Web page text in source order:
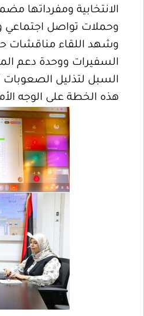
الانتخابية ومفرداتها
وحملات تواصل اجتماعي
وشهد اللقاء مناقشات
السفيرات ووحدة دعم
السبل لتذليل الصعوبات
هذه الخطة على الوجه